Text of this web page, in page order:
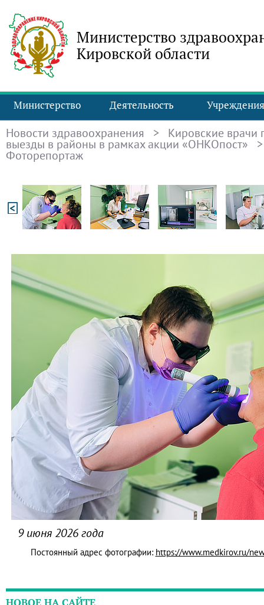
Министерство
Кировской области
Министерство Деятельность Учреждения
Новости здравоохранения > Кировские врачи
выезды в районы в рамках акции «ОНКОпост»
Фоторепортаж
9 июня 2026 года
Постоянный адрес фотографии: https://www.medkirov.ru/